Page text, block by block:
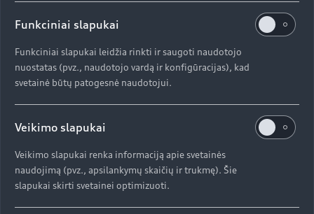
Norite sužinoti
daugiau?
Susisiekite su oficialiu "Audi" atstovu
Funkciniai slapukai
Funkciniai slapukai leidžia rinkti ir saugoti naudotojo
nuostatas (pvz., naudotojo vardą ir konfigūracijas), kad
svetainė būtų patogesnė naudotojui.
Veikimo slapukai
Veikimo slapukai renka informaciją apie svetainės
naudojimą (pvz., apsilankymų skaičių ir trukmę). Šie
slapukai skirti svetainei optimizuoti.